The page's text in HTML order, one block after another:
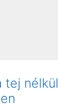
tej nélkül